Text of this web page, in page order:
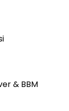
& BBM